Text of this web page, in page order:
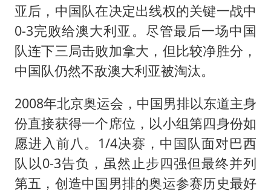
亚后，中国队在决定出线权的关键一战中
0-3完败给澳大利亚。尽管最后一场中国
队连下三局击败加拿大，但比较净胜分，
中国队仍然不敌澳大利亚被淘汰。
2008年北京奥运会，中国男排以东道主身
份直接获得一个席位，以小组第四身份如
愿进入前八。1/4决赛，中国队面对巴西
队以0-3告负，虽然止步四强但最终并列
第五，创造中国男排的奥运参赛历史最好